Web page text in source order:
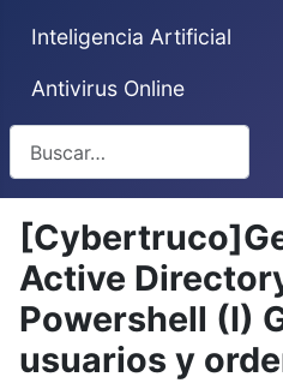
Inteligencia Artificial
Antivirus Online
Active
Powershell (I)
usuarios y